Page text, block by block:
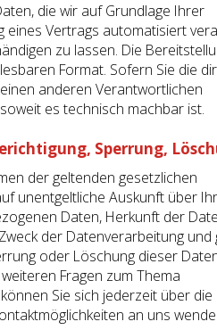
die wir auf Grundlage Ihrer
eines Vertrags automatisiert
zu lassen. Die
Format. Sofern Sie die
anderen Verantwortlichen
es technisch machbar ist.
Sperrung,
der geltenden gesetzlichen
unentgeltliche Auskunft über
Daten, Herkunft der
der Datenverarbeitung und
oder Löschung dieser
Fragen zum Thema
Sie sich jederzeit über die
an uns